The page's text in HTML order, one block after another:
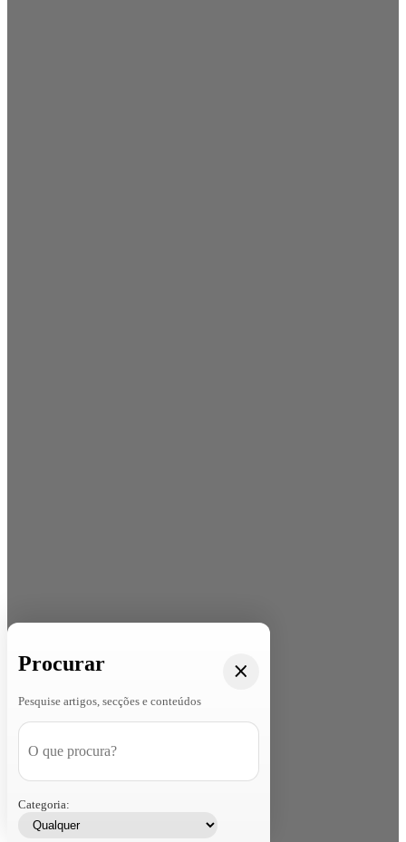
Procurar
Pesquise artigos, secções e conteúdos
Categoria: